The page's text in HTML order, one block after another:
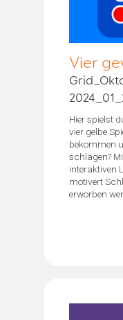
Vier
Hier spielst
vier gelbe
bekommen
schlagen?
interaktiven
motivert
erworben